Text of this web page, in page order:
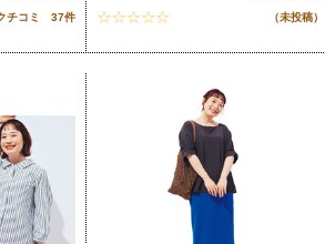
チコミ 37件 （未投稿）